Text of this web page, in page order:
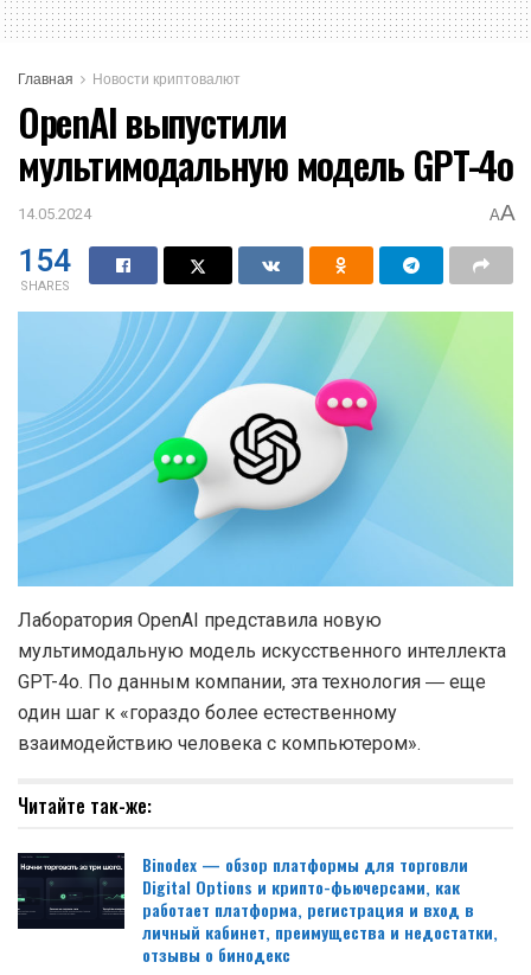
Главная Новости криптовалют
OpenAI выпустили
мультимодальную модель GPT-4o
14.05.2024 AA
154
SHARES
Лаборатория OpenAI представила новую
мультимодальную модель искусственного интеллекта
GPT-4o. По данным компании, эта технология ― еще
один шаг к «гораздо более естественному
взаимодействию человека с компьютером».
Читайте так-же:
Binodex — обзор платформы для торговли
Digital Options и крипто-фьючерсами, как
работает платформа, регистрация и вход в
личный кабинет, преимущества и недостатки,
отзывы о бинодекс